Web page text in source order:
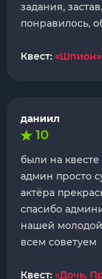
задания,
понравилось,
Квест: «Шпион»
даниил
10
были на квесте
админ просто
актёра
спасибо
нашей молодой
всем советуем
Квест: «Дочь.